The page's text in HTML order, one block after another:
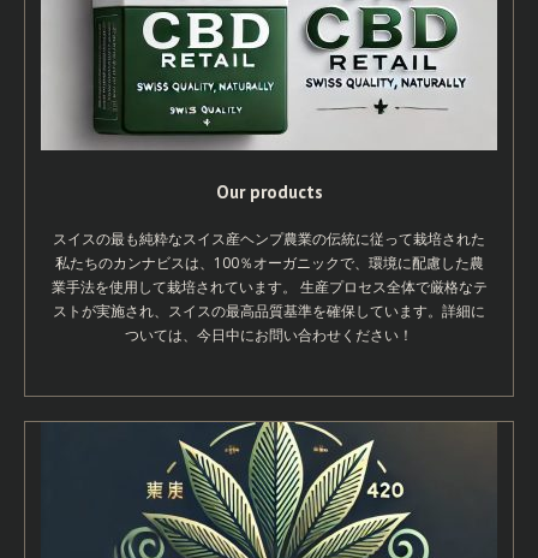
Our products
スイスの最も純粋なスイス産ヘンプ農業の伝統に従って栽培された
私たちのカンナビスは、100％オーガニックで、環境に配慮した農
業手法を使用して栽培されています。 生産プロセス全体で厳格なテ
ストが実施され、スイスの最高品質基準を確保しています。詳細に
ついては、今日中にお問い合わせください！